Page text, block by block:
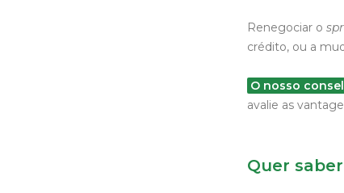
Renegociar o
crédito, ou a
O nosso
avalie as
Quer